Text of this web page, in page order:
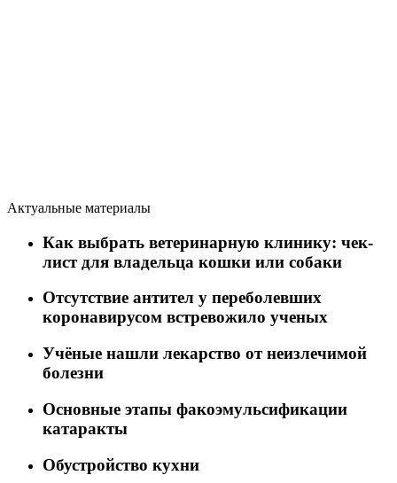
Актуальные материалы
Как выбрать ветеринарную клинику: чек-
лист для владельца кошки или собаки
Отсутствие антител у переболевших
коронавирусом встревожило ученых
Учёные нашли лекарство от неизлечимой
болезни
Основные этапы факоэмульсификации
катаракты
Обустройство кухни